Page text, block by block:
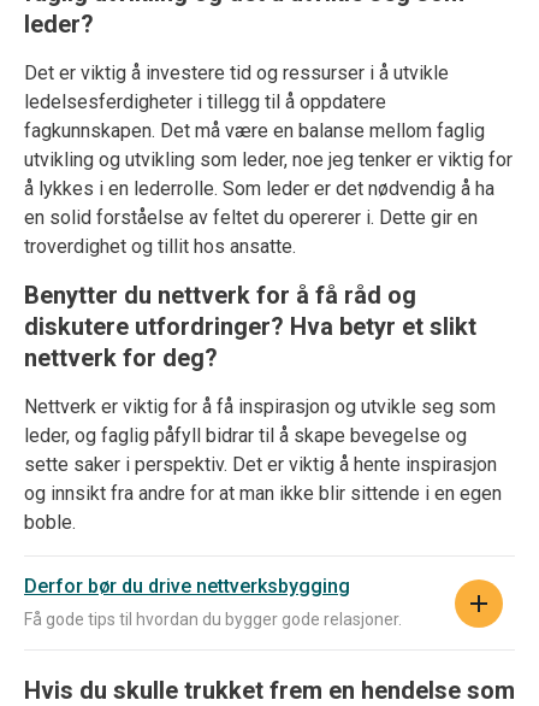
leder?
Det er viktig å investere tid og ressurser i å utvikle
ledelsesferdigheter i tillegg til å oppdatere
fagkunnskapen. Det må være en balanse mellom faglig
utvikling og utvikling som leder, noe jeg tenker er viktig for
å lykkes i en lederrolle. Som leder er det nødvendig å ha
en solid forståelse av feltet du opererer i. Dette gir en
troverdighet og tillit hos ansatte.
Benytter du nettverk for å få råd og
diskutere utfordringer? Hva betyr et slikt
nettverk for deg?
Nettverk er viktig for å få inspirasjon og utvikle seg som
leder, og faglig påfyll bidrar til å skape bevegelse og
sette saker i perspektiv. Det er viktig å hente inspirasjon
og innsikt fra andre for at man ikke blir sittende i en egen
boble.
Derfor bør du drive nettverksbygging
Få gode tips til hvordan du bygger gode relasjoner.
Hvis du skulle trukket frem en hendelse som